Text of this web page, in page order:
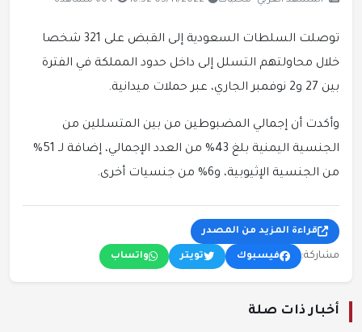
توصلت السلطات السعودية إلى القبض على 321 شخصا
خلال محاولتهم التسلل إلى داخل حدود المملكة في الفترة
بين 27 و2 نوفمبر الجاري، عبر حملات ميدانية.
وأكدت أن إجمالي المضبوطين من بين المتسللين من
الجنسية اليمنية بلغ 43% من العدد الإجمالي، إضافة لـ 51%
من الجنسية الإثيوبية، و6% من جنسيات أخرى.
قراءة المزيد من المصدر
مشاركة: فيسبوك تويتر واتساب
أخبار ذات صلة